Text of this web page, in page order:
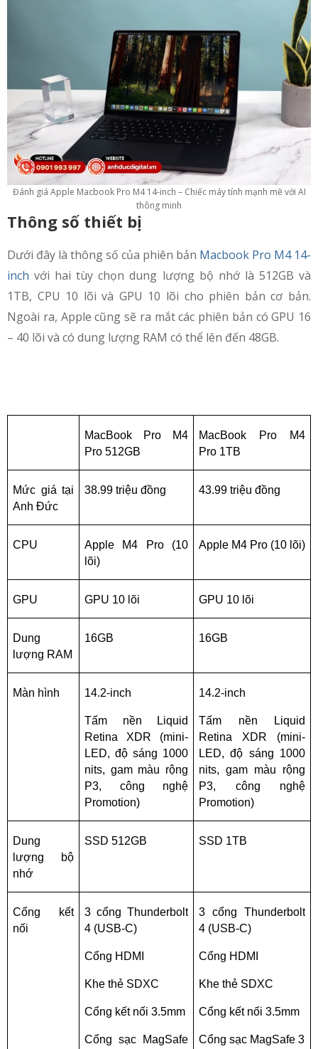
Đánh giá Apple Macbook Pro M4 14-inch – Chiếc máy tính mạnh mẽ với AI
thông minh
Thông số thiết bị
Dưới đây là thông số của phiên bản Macbook Pro M4 14-
inch với hai tùy chọn dung lượng bộ nhớ là 512GB và
1TB, CPU 10 lõi và GPU 10 lõi cho phiên bản cơ bản.
Ngoài ra, Apple cũng sẽ ra mắt các phiên bản có GPU 16
– 40 lõi và có dung lượng RAM có thể lên đến 48GB.
MacBook Pro M4
Pro 512GB
MacBook Pro M4
Pro 1TB
Mức giá tại
Anh Đức
38.99 triệu đồng 43.99 triệu đồng
CPU
Apple M4 Pro (10
lõi)
Apple M4 Pro (10 lõi)
GPU GPU 10 lõi GPU 10 lõi
Dung
lượng RAM
16GB 16GB
Màn hình 14.2-inch
Tấm nền Liquid
Retina XDR (mini-
LED, độ sáng 1000
nits, gam màu rộng
P3, công nghệ
Promotion)
14.2-inch
Tấm nền Liquid
Retina XDR (mini-
LED, độ sáng 1000
nits, gam màu rộng
P3, công nghệ
Promotion)
Dung
lượng bộ
nhớ
SSD 512GB SSD 1TB
Cổng kết
nối
3 cổng Thunderbolt
4 (USB-C)
Cổng HDMI
Khe thẻ SDXC
Cổng kết nối 3.5mm
Cổng sạc MagSafe
3 cổng Thunderbolt
4 (USB-C)
Cổng HDMI
Khe thẻ SDXC
Cổng kết nối 3.5mm
Cổng sạc MagSafe 3